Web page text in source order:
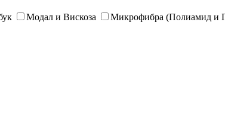
Модал и Вискоза Микрофибра (Полиамид и